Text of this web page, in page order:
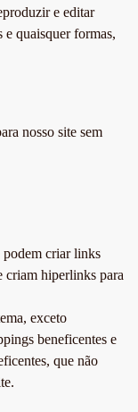
e editar
e quaisquer formas,
nosso site sem
criar links
criam hiperlinks para
exceto
beneficentes e
que não